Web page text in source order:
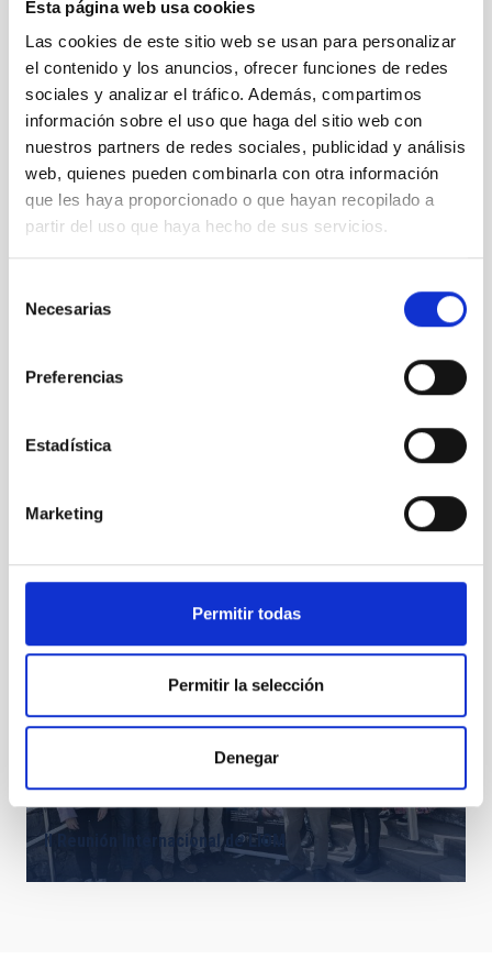
Esta página web usa cookies
Las cookies de este sitio web se usan para personalizar
el contenido y los anuncios, ofrecer funciones de redes
sociales y analizar el tráfico. Además, compartimos
información sobre el uso que haga del sitio web con
nuestros partners de redes sociales, publicidad y análisis
web, quienes pueden combinarla con otra información
que les haya proporcionado o que hayan recopilado a
partir del uso que haya hecho de sus servicios.
Necesarias
Preferencias
Estadística
Marketing
Permitir todas
Permitir la selección
Denegar
©IAC
Astrofísica Física estelar e interestelar (FEEI)
It may interest you
Colisión planeta-estrella
II Reunión Internacional de LIOM